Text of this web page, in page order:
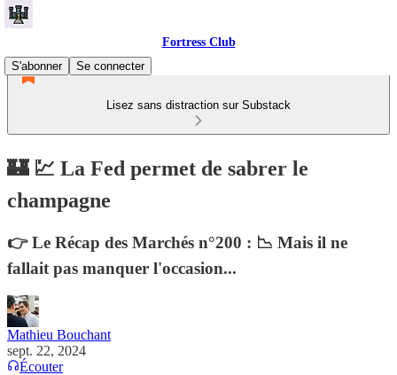
Fortress Club
S'abonner
Se connecter
Lisez sans distraction sur Substack
🏰 💹 La Fed permet de sabrer le
champagne
👉 Le Récap des Marchés n°200 : 📉 Mais il ne
fallait pas manquer l'occasion...
Mathieu Bouchant
sept. 22, 2024
Écouter